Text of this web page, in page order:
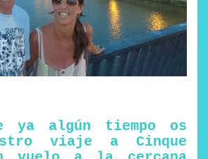
ya algún tiempo os
viaje a Cinque